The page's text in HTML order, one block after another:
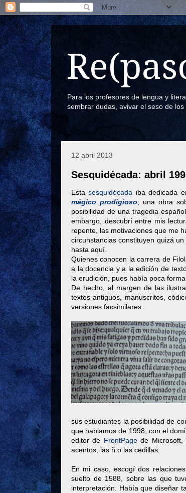
Para los profesores de lengua y
sembrar dudas, avivar el seso de los
12 abril 2013
Sesquidécada: abril
Estasesquidécada iba dedicada
mágico prodigioso , una obra
posibilidad de una tragedia
embargo, descubrí entre mis
repente, las motivaciones que me
circunstancias constituyen quizá
hasta aquí.
Quienes conocen la carrera de
a la docencia y a la edición de
la erudición, pues había poca
De hecho, al margen de las
textos antiguos, manuscritos,
versiones facsimilares.
sus estudiantes la posibilidad de
que hablamos de 1998, con el
editor de FrontPagede Microsoft,
acentos, las ñ o las cedillas.
En mi caso, escogí dos
suelto de 1588, sobre las que
interpretación. Había que diseñar